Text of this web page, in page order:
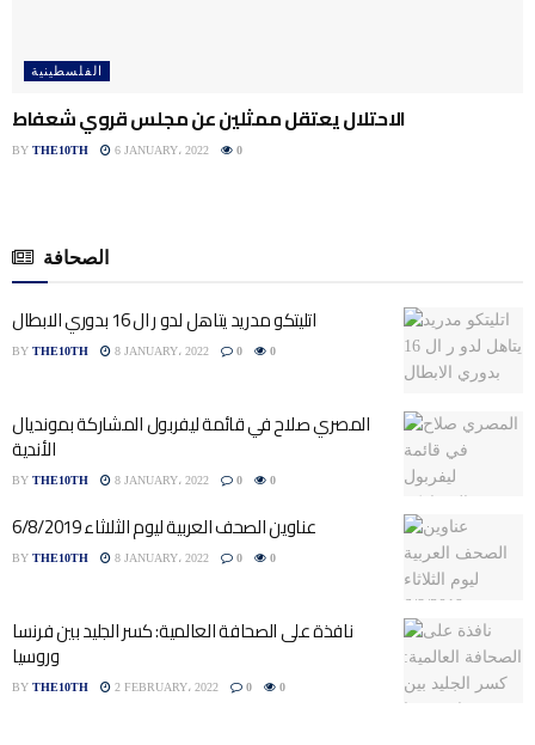
الفلسطينية
الاحتلال يعتقل ممثلين عن مجلس قروي شعفاط
BY THE10TH 6 JANUARY، 2022 0
الصحافة
اتليتكو مدريد يتاهل لدو ر ال 16 بدوري الابطال
BY THE10TH 8 JANUARY، 2022 0 0
المصري صلاح في قائمة ليفربول المشاركة بمونديال
الأندية
BY THE10TH 8 JANUARY، 2022 0 0
عناوين الصحف العربية ليوم الثلاثاء 6/8/2019
BY THE10TH 8 JANUARY، 2022 0 0
نافذة على الصحافة العالمية: كسر الجليد بين فرنسا
وروسيا
BY THE10TH 2 FEBRUARY، 2022 0 0